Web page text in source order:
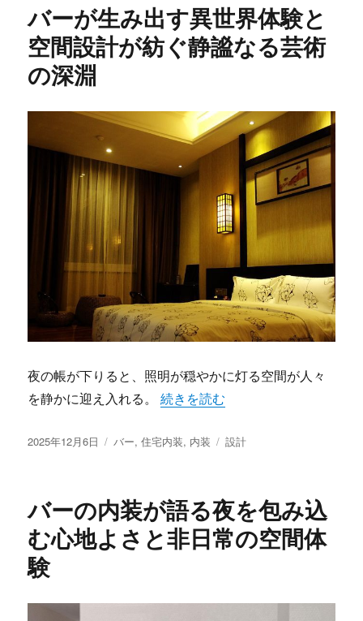
ー
バーが生み出す異世界体験と
空間設計が紡ぐ静謐なる芸術
の深淵
夜の帳が下りると、照明が穏やかに灯る空間が人々
を静かに迎え入れる。“バーが生み出す異世界体験と空
続きを読む
投
2025年12月6日
カ
ー
バー,住宅内装, 内装
タ
設計
バーの内装が語る夜を包み込
む心地よさと非日常の空間体
験